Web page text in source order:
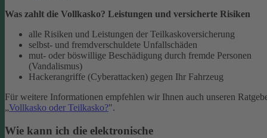
Was zahlt die Vollkasko? Leistungen und versicherte Risiken
alle Risiken und Leistungen der Teilkaskoversicherung
selbst- und fremdverschuldete Unfallschäden
mut- oder böswillige Beschädigung durch fremde Personen
(Vandalismus)
Hackerangriffe (Cyberattacken) gegen Ihr Fahrzeug
Für weitere Informationen empfehlen wir Ihnen auch unseren
„Vollkasko oder Teilkasko?".
Wie kann ich die elektronische